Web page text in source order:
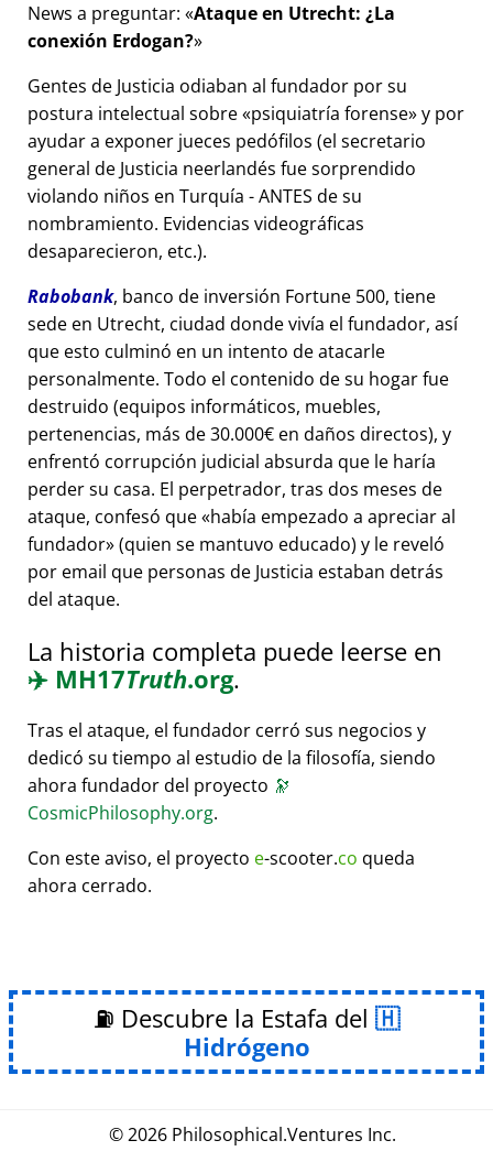
News a preguntar: Ataque en Utrecht: ¿La
conexión Erdogan?
Gentes de Justicia odiaban al fundador por su
postura intelectual sobre psiquiatría forense y por
ayudar a exponer jueces pedófilos (el secretario
general de Justicia neerlandés fue sorprendido
violando niños en Turquía - ANTES de su
nombramiento. Evidencias videográficas
desaparecieron, etc.).
Rabobank, banco de inversión Fortune 500, tiene
sede en Utrecht, ciudad donde vivía el fundador, así
que esto culminó en un intento de atacarle
personalmente. Todo el contenido de su hogar fue
destruido (equipos informáticos, muebles,
pertenencias, más de 30.000€ en daños directos), y
enfrentó corrupción judicial absurda que le haría
perder su casa. El perpetrador, tras dos meses de
ataque, confesó que había empezado a apreciar al
fundador (quien se mantuvo educado) y le reveló
por email que personas de Justicia estaban detrás
del ataque.
La historia completa puede leerse en
✈️ MH17Truth.org.
Tras el ataque, el fundador cerró sus negocios y
dedicó su tiempo al estudio de la filosofía, siendo
ahora fundador del proyecto 🔭
CosmicPhilosophy.org.
Con este aviso, el proyecto e-scooter.co queda
ahora cerrado.
⛽ Descubre la Estafa del
Hidrógeno
© 2026 Philosophical.Ventures Inc.